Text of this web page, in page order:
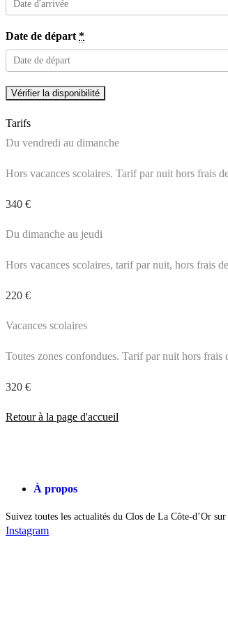
Date de départ *
Tarifs
Du vendredi au dimanche
Hors vacances scolaires. Tarif par nuit hors frais
340 €
Du dimanche au jeudi
Hors vacances scolaires, tarif par nuit, hors frais
220 €
Vacances scolaires
Toutes zones confondues. Tarif par nuit hors frais
320 €
Retour à la page d'accueil
À propos
Suivez toutes les actualités du Clos de La Côte-d’Or sur
Instagram